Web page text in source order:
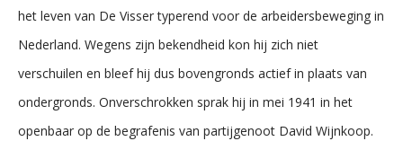
het leven van De Visser typerend voor de arbeidersbeweging in
Nederland. Wegens zijn bekendheid kon hij zich niet
verschuilen en bleef hij dus bovengronds actief in plaats van
ondergronds. Onverschrokken sprak hij in mei 1941 in het
openbaar op de begrafenis van partijgenoot David Wijnkoop.